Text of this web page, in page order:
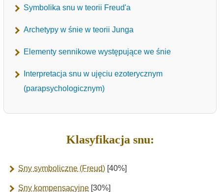
Symbolika snu w teorii Freud'a
Archetypy w śnie w teorii Junga
Elementy sennikowe występujące we śnie
Interpretacja snu w ujęciu ezoterycznym
(parapsychologicznym)
Klasyfikacja snu:
Sny symboliczne (Freud) [40%]
Sny kompensacyjne [30%]